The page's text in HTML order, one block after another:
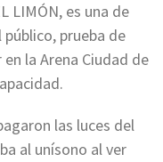
LIMÓN, es una de
prueba de
la Arena Ciudad de
las luces del
al unísono al ver